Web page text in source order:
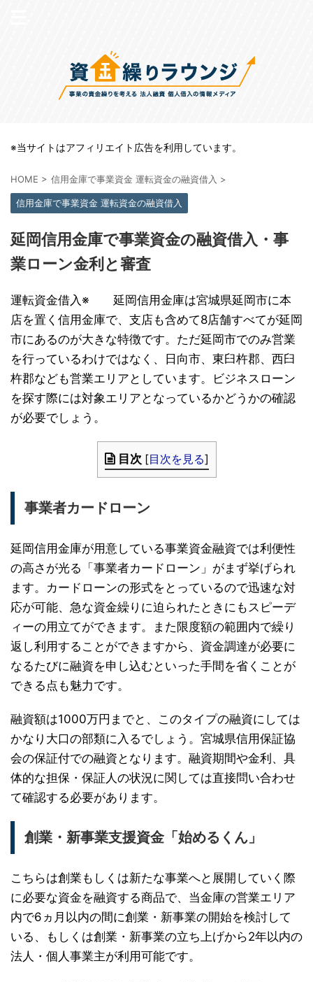
※当サイトはアフィリエイト広告を利用しています。
HOME > 信用金庫で事業資金 運転資金の融資借入 >
信用金庫で事業資金 運転資金の融資借入
延岡信用金庫で事業資金の融資借入・事
業ローン金利と審査
運転資金借入※ 延岡信用金庫は宮城県延岡市に本
店を置く信用金庫で、支店も含めて8店舗すべてが延岡
市にあるのが大きな特徴です。ただ延岡市でのみ営業
を行っているわけではなく、日向市、東臼杵郡、西臼
杵郡なども営業エリアとしています。ビジネスローン
を探す際には対象エリアとなっているかどうかの確認
が必要でしょう。
目次 [目次を見る]
事業者カードローン
延岡信用金庫が用意している事業資金融資では利便性
の高さが光る「事業者カードローン」がまず挙げられ
ます。カードローンの形式をとっているので迅速な対
応が可能、急な資金繰りに迫られたときにもスピーデ
ィーの用立てができます。また限度額の範囲内で繰り
返し利用することができますから、資金調達が必要に
なるたびに融資を申し込むといった手間を省くことが
できる点も魅力です。
融資額は1000万円までと、このタイプの融資にしては
かなり大口の部類に入るでしょう。宮城県信用保証協
会の保証付での融資となります。融資期間や金利、具
体的な担保・保証人の状況に関しては直接問い合わせ
て確認する必要があります。
創業・新事業支援資金「始めるくん」
こちらは創業もしくは新たな事業へと展開していく際
に必要な資金を融資する商品で、当金庫の営業エリア
内で6ヵ月以内の間に創業・新事業の開始を検討して
いる、もしくは創業・新事業の立ち上げから2年以内の
法人・個人事業主が利用可能です。